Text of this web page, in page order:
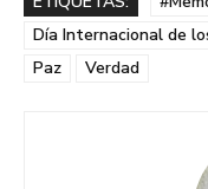
Día Internacional de
Paz
Verdad